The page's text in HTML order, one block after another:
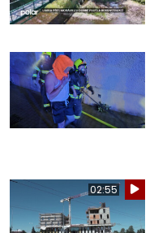
02:55